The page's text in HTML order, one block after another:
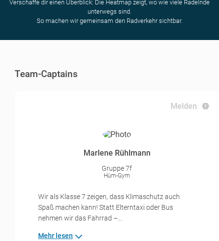
Verschaffe dir einen Überblick: Die Heatmap zeigt, wo wie viele Radelnde
unterwegs sind.
So machen wir gemeinsam den Radverkehr sichtbar.
Team-Captains
Melden
Marlene Rühlmann
Gruppe 7f
Hüm-Gym
Wir als Klasse 7 zeigen, dass Klimaschutz auch
Spaß machen kann! Statt Elterntaxi oder Bus
nehmen wir das Fahrrad –...
Mehr lesen